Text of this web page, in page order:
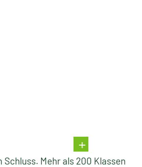
Schluss. Mehr als 200 Klassen